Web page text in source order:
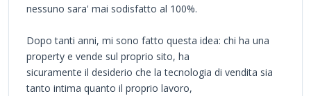
nessuno sara' mai sodisfatto al 100%.
Dopo tanti anni, mi sono fatto questa idea: chi ha una
property e vende sul proprio sito, ha
sicuramente il desiderio che la tecnologia di vendita sia
tanto intima quanto il proprio lavoro,